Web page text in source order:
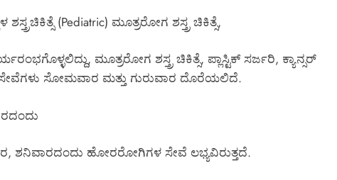
(Pediatric) ಮೂತ್ರರೋಗ ಶಸ್ತ್ರ ಚಿಕಿತ್ಸೆ,
ಮೂತ್ರರೋಗ ಶಸ್ತ್ರ ಚಿಕಿತ್ಸೆ, ಪ್ಲಾಸ್ಟಿಕ್ ಸರ್ಜರಿ, ಕ್ಯಾನ್ಸರ್
ಸೇವೆಗಳು ಸೋಮವಾರ ಮತ್ತು ಗುರುವಾರ ದೊರೆಯಲಿದೆ.
ಶನಿವಾರದಂದು ಹೋರರೋಗಿಗಳ ಸೇವೆ ಲಭ್ಯವಿರುತ್ತದೆ.